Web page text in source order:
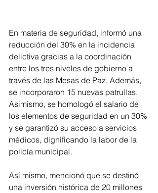
En materia de seguridad, informó una
reducción del 30% en la incidencia
delictiva gracias a la coordinación
entre los tres niveles de gobierno a
través de las Mesas de Paz. Además,
se incorporaron 15 nuevas patrullas.
Asimismo, se homologó el salario de
los elementos de seguridad en un 30%
y se garantizó su acceso a servicios
médicos, dignificando la labor de la
policía municipal.
Así mismo, mencionó que se destinó
una inversión histórica de 20 millones